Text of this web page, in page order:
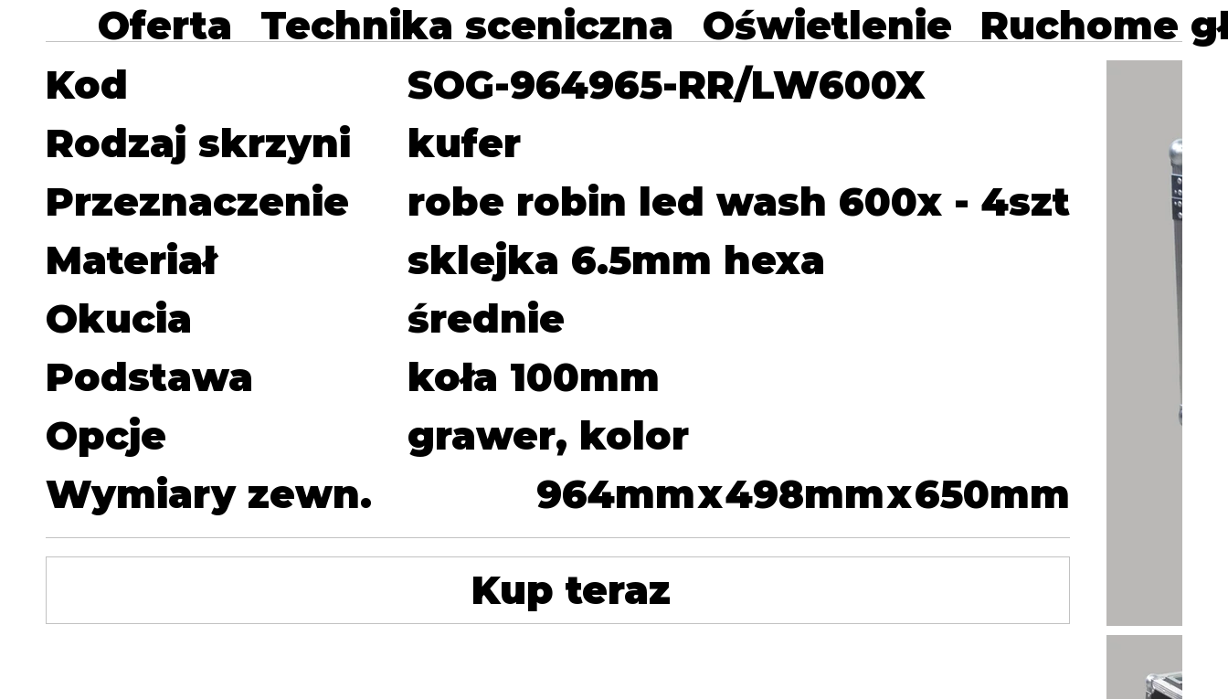
Oferta Technika sceniczna Oświetlenie
Ruchome
Kod
SOG-964965-RR/LW600X
964mmx498mmx650mm
Rodzaj skrzyni
kufer
Przeznaczenie
robe robin led wash 600x - 4szt
Materiał
sklejka 6.5mm hexa
Okucia
średnie
Opcje grawer, kolor
Podstawa koła 100mm
Wymiary zewn.
Kup teraz